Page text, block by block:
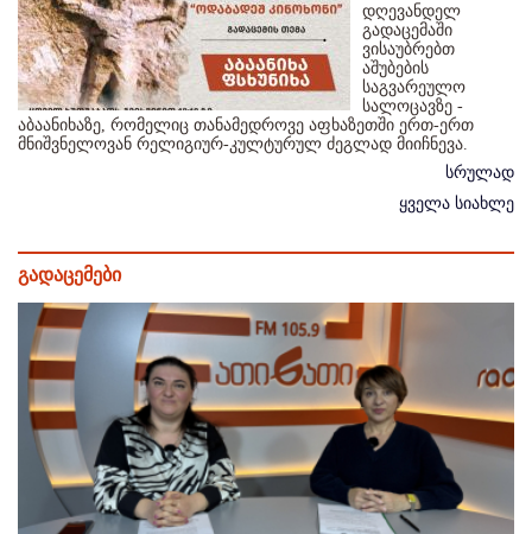
დღევანდელ
გადაცემაში
ვისაუბრებთ
აშუბების
საგვარეულო
სალოცავზე -
აბაანიხაზე, რომელიც თანამედროვე აფხაზეთში ერთ-ერთ
მნიშვნელოვან რელიგიურ-კულტურულ ძეგლად მიიჩნევა.
სრულად
ყველა სიახლე
გადაცემები